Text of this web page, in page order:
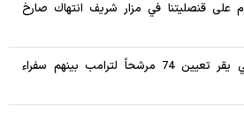
على قنصليتنا في مزار شريف انتهاك صارخ
مجلس الشيوخ الأميركي يقر تعيين 74 مرشحاً لترامب بينهم سفراء